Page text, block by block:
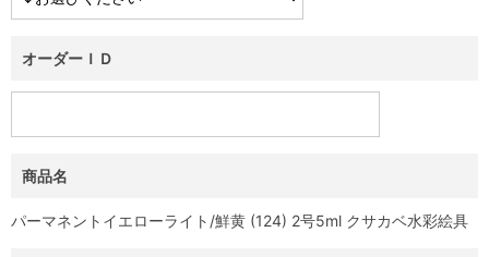
オーダーＩＤ
商品名
パーマネントイエローライト/鮮黄 (124) 2号5ml クサカベ水彩絵具